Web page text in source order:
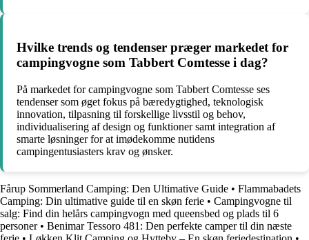
Hvilke trends og tendenser præger markedet for
campingvogne som Tabbert Comtesse i dag?
På markedet for campingvogne som Tabbert Comtesse ses
tendenser som øget fokus på bæredygtighed, teknologisk
innovation, tilpasning til forskellige livsstil og behov,
individualisering af design og funktioner samt integration af
smarte løsninger for at imødekomme nutidens
campingentusiasters krav og ønsker.
Fårup Sommerland Camping: Den Ultimative Guide • Flammabadets
Camping: Din ultimative guide til en skøn ferie • Campingvogne til
salg: Find din helårs campingvogn med queensbed og plads til 6
personer• Benimar Tessoro 481: Den perfekte camper til din næste